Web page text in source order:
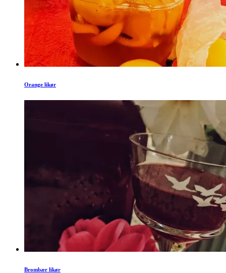
Orange likør
Brombær likør